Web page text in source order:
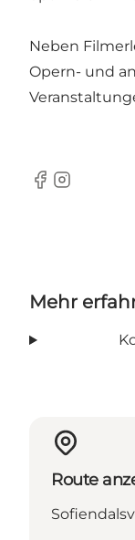
Neben
Opern- und
Facebook
Instagram
Mehr
Route